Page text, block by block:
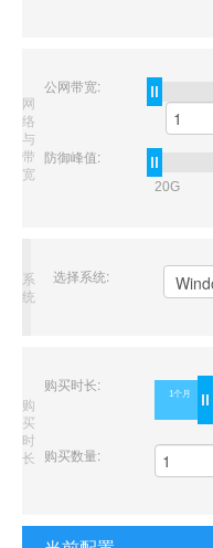
网
络
与
带
宽
公网带宽:
防御峰值:
20G
系
统
选择系统:
购
买
时
长
购买时长:
1个月
1个月
购买数量: